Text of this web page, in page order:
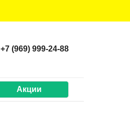
+7 (969) 999-24-88
Акции